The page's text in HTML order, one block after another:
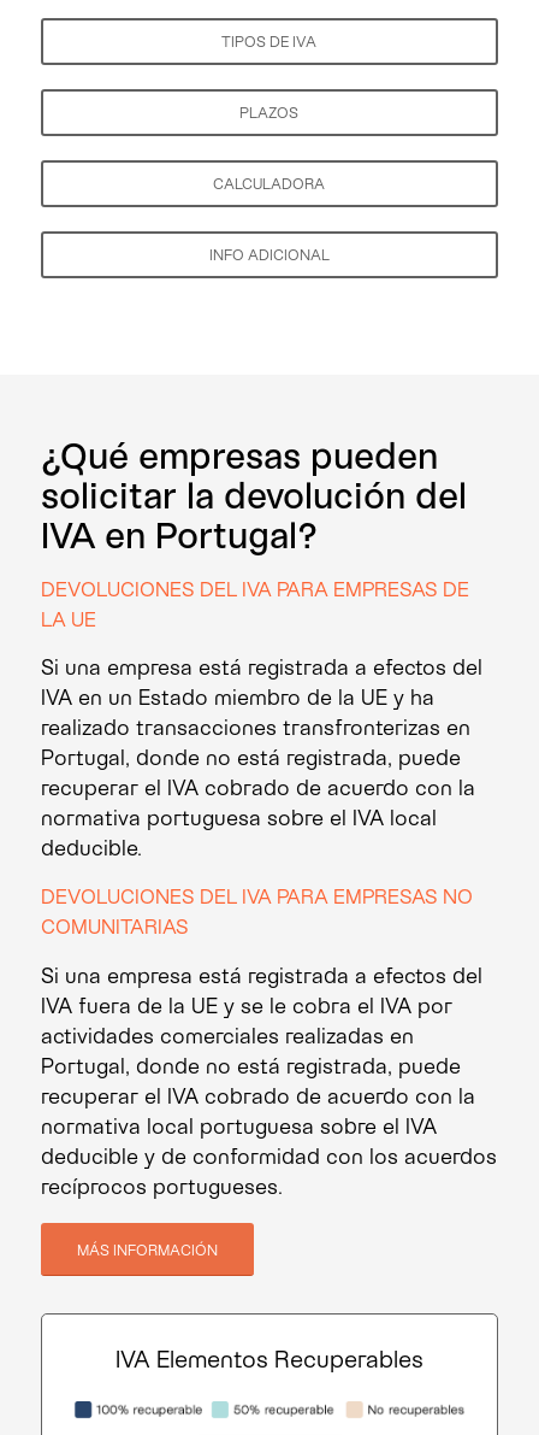
TIPOS DE IVA
PLAZOS
CALCULADORA
INFO ADICIONAL
¿Qué empresas pueden
solicitar la devolución del
IVA en Portugal?
DEVOLUCIONES DEL IVA PARA EMPRESAS DE
LA UE
Si una empresa está registrada a efectos del
IVA en un Estado miembro de la UE y ha
realizado transacciones transfronterizas en
Portugal, donde no está registrada, puede
recuperar el IVA cobrado de acuerdo con la
normativa portuguesa sobre el IVA local
deducible.
DEVOLUCIONES DEL IVA PARA EMPRESAS NO
COMUNITARIAS
Si una empresa está registrada a efectos del
IVA fuera de la UE y se le cobra el IVA por
actividades comerciales realizadas en
Portugal, donde no está registrada, puede
recuperar el IVA cobrado de acuerdo con la
normativa local portuguesa sobre el IVA
deducible y de conformidad con los acuerdos
recíprocos portugueses.
MÁS INFORMACIÓN
IVA Elementos Recuperables